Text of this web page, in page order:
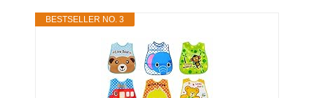
BESTSELLER NO. 3